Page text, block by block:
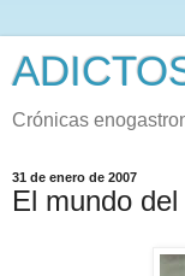
Crónicas
31 de enero de 2007
El mundo